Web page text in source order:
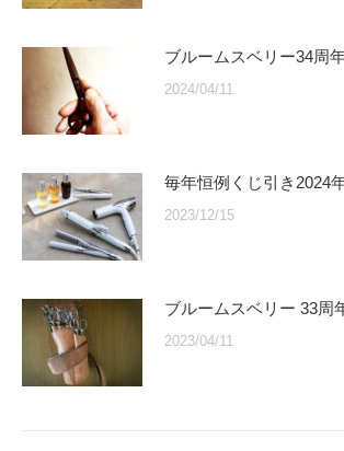
ブルームスベリー34周
2024/04/11
毎年恒例くじ引き2024
2023/12/15
ブルームスベリー 33周
2023/04/11